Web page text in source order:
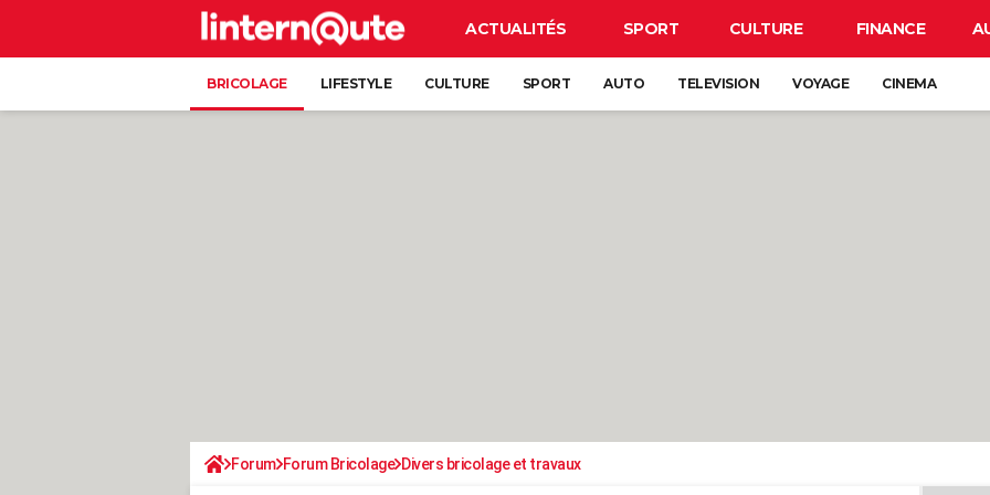
ACTUALITÉS SPORT CULTURE FINANCE
BRICOLAGE LIFESTYLE CULTURE SPORT AUTO TELEVISION VOYAGE CINEMA
Forum Forum Bricolage Divers bricolage et travaux